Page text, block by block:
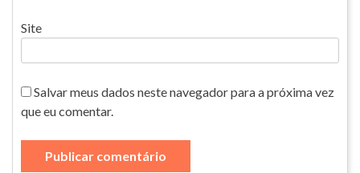
Site
Salvar meus dados neste navegador para a próxima vez
que eu comentar.